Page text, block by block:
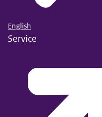
English
Service